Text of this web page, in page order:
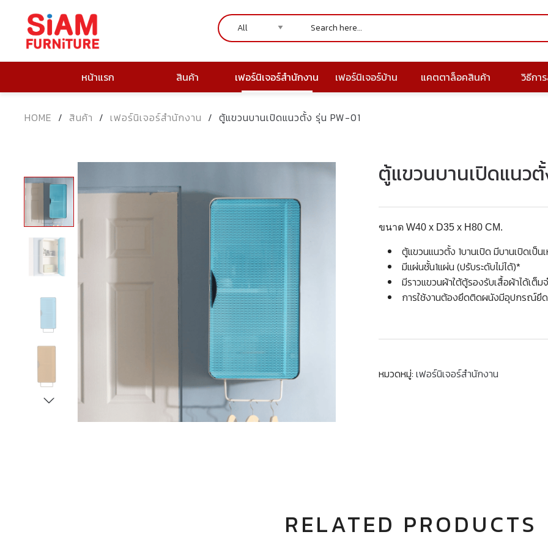
หน้าแรก สินค้า เฟอร์นิเจอร์สำนักงาน เฟอร์นิเจอร์บ้าน แคตตาล็อคสินค้า วิธีกา
HOME / สินค้า / เฟอร์นิเจอร์สำนักงาน / ตู้แขวนบานเปิดแนวตั้ง รุ่น PW-01
ตู้แขวนบานเปิดแนวตั้
ขนาด W40 x D35 x H80 CM.
ตู้แขวนแนวตั้ง 1บานเปิด มีบานเปิดเป็น
มีแผ่นชั้น1แผ่น (ปรับระดับไม่ได้)*
มีราวแขวนผ้าใต้ตู้รองรับเสื้อผ้าได้เต็ม
การใช้งานต้องยึดติดผนังมีอุปกรณ์ยึ
หมวดหมู่:เฟอร์นิเจอร์สำนักงาน
RELATED PRODUCTS